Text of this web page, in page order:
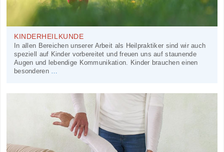
KINDERHEILKUNDE
In allen Bereichen unserer Arbeit als Heilpraktiker sind wir auch
speziell auf Kinder vorbereitet und freuen uns auf staunende
Augen und lebendige Kommunikation. Kinder brauchen einen
besonderen